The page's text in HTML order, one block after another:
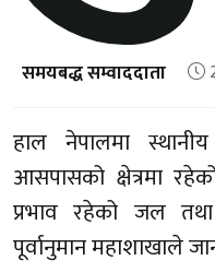
समयबद्ध सम्वाददाता
हाल नेपालमा
आसपासको क्षेत्रमा
प्रभाव रहेको जल
पूर्वानुमान महाशाखाले